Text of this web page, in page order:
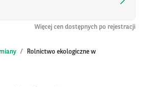
Więcej cen dostępnych po rejestracji
Rolnictwo ekologiczne w